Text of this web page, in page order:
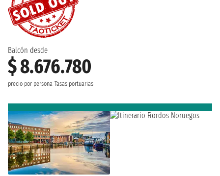
Balcón desde
$ 8.676.780
precio por persona Tasas portuarias